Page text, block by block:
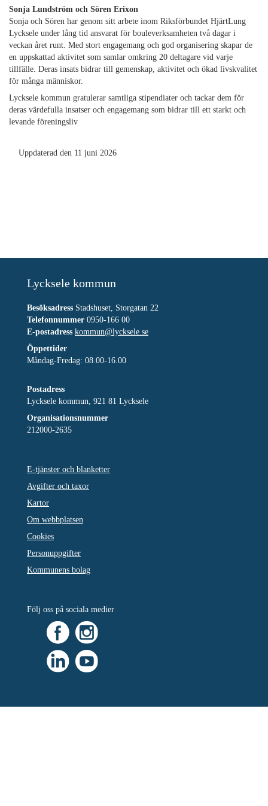
Sonja Lundström och Sören Erixon
Sonja och Sören har genom sitt arbete inom Riksförbundet HjärtLung
Lycksele under lång tid ansvarat för bouleverksamheten två dagar i
veckan året runt. Med stort engagemang och god organisering skapar de
en uppskattad aktivitet som samlar omkring 20 deltagare vid varje
tillfälle. Deras insats bidrar till gemenskap, aktivitet och ökad livskvalitet
för många människor.
Lycksele kommun gratulerar samtliga stipendiater och tackar dem för
deras värdefulla insatser och engagemang som bidrar till ett starkt och
levande föreningsliv
Uppdaterad den 11 juni 2026
Lycksele kommun
Besöksadress Stadshuset, Storgatan 22
Telefonnummer 0950-166 00
E-postadress kommun@lycksele.se
Öppettider
Måndag-Fredag: 08.00-16.00
Postadress
Lycksele kommun, 921 81 Lycksele
Organisationsnummer
212000-2635
E-tjänster och blanketter
Avgifter och taxor
Kartor
Om webbplatsen
Cookies
Personuppgifter
Kommunens bolag
Följ oss på sociala medier